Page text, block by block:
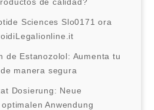
Sciences Slo0171 ora
de Estanozolol: Aumenta tu
manera segura
Dosierung: Neue
Anwendung